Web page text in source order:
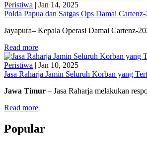
Peristiwa | Jan 14, 2025
Polda Papua dan Satgas Ops Damai
Jayapura– Kepala Operasi Damai Cartenz-
Read more
Peristiwa | Jan 10, 2025
Jasa Raharja Jamin Seluruh Korban yang
Jawa Timur – Jasa Raharja melakukan
Read more
Popular